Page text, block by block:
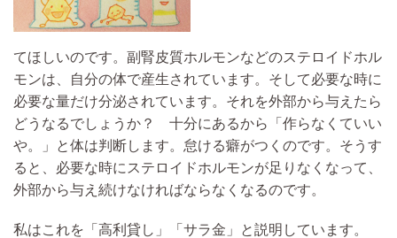
てほしいのです。副腎皮質ホルモンなどのステロイドホル
モンは、自分の体で産生されています。 そして必要な時に
必要な量だけ分泌されています。 それを外部から与えたら
どうなるでしょうか？ 十分にあるから
「作らなくていい
や。」と体は判断し ます。怠ける癖がつくのです。そうす
ると、必要な時にステロイドホルモンが足りなくなって、
外部から与え続けなければならなくなるのです。
私はこれを「高利貸し」「サラ金」と説明しています。